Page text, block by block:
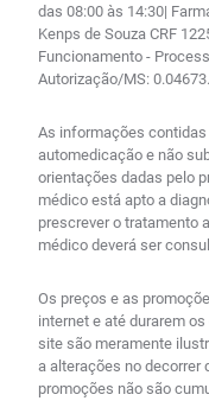
das 08:00 às 14:30|
Kenps de Souza CRF
Funcionamento -
Autorização/MS:
As informações
automedicação e não
orientações dadas pelo
médico está apto a
prescrever o tratamento
médico deverá ser
Os preços e as
internet e até durarem
site são meramente
a alterações no decorrer
promoções não são